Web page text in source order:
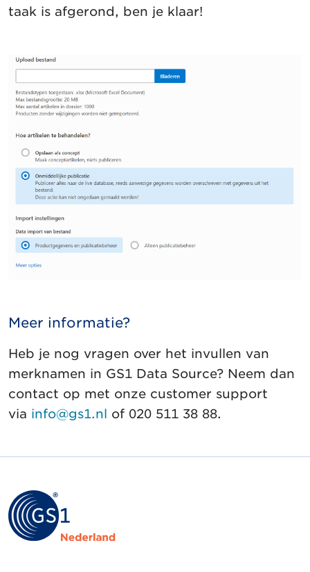
taak is afgerond, ben je klaar!
Meer informatie?
Heb je nog vragen over het invullen van
merknamen in GS1 Data Source? Neem dan
contact op met onze customer support
via info@gs1.nl of 020 511 38 88.